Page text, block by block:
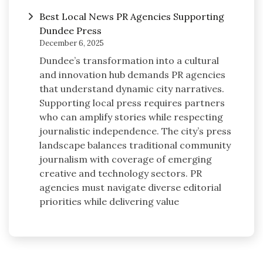
Best Local News PR Agencies Supporting
Dundee Press
December 6, 2025
Dundee’s transformation into a cultural
and innovation hub demands PR agencies
that understand dynamic city narratives.
Supporting local press requires partners
who can amplify stories while respecting
journalistic independence. The city’s press
landscape balances traditional community
journalism with coverage of emerging
creative and technology sectors. PR
agencies must navigate diverse editorial
priorities while delivering value